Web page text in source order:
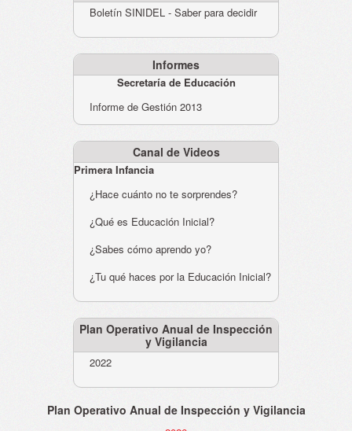
Boletín SINIDEL - Saber para decidir
Informes
Secretaría de Educación
Informe de Gestión 2013
Canal de Videos
Primera Infancia
¿Hace cuánto no te sorprendes?
¿Qué es Educación Inicial?
¿Sabes cómo aprendo yo?
¿Tu qué haces por la Educación Inicial?
Plan Operativo Anual de Inspección
y Vigilancia
2022
Plan Operativo Anual de Inspección y Vigilancia